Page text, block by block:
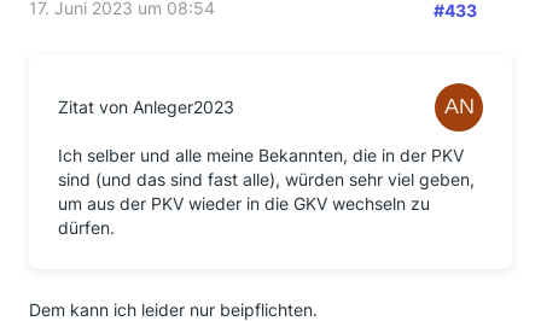
17. Juni 2023 um 08:54 #433
Zitat von Anleger2023
Ich selber und alle meine Bekannten, die in der PKV
sind (und das sind fast alle), würden sehr viel geben,
um aus der PKV wieder in die GKV wechseln zu
dürfen.
Dem kann ich leider nur beipflichten.